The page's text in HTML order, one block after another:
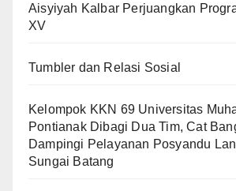
Aisyiyah Kalbar Perjuangkan
XV
Tumbler dan Relasi Sosial
Kelompok KKN 69 Universitas
Pontianak Dibagi Dua Tim, Cat
Dampingi Pelayanan Posyandu
Sungai Batang